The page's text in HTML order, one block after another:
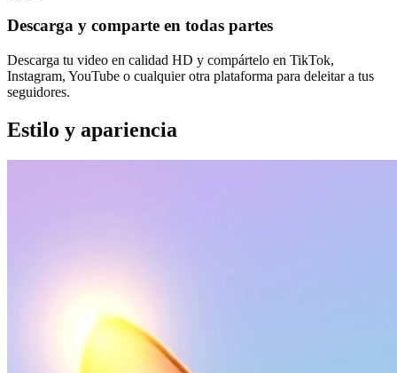
Descarga y comparte en todas partes
Descarga tu video en calidad HD y compártelo en TikTok,
Instagram, YouTube o cualquier otra plataforma para deleitar a tus
seguidores.
Estilo y apariencia